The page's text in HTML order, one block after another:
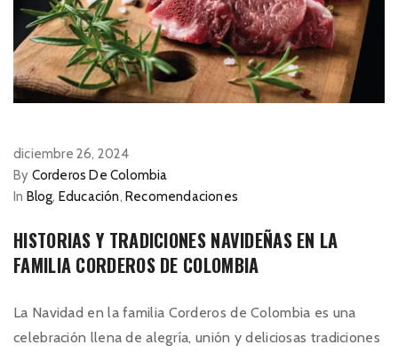
diciembre 26, 2024
By Corderos De Colombia
In Blog, Educación, Recomendaciones
HISTORIAS Y TRADICIONES NAVIDEÑAS EN LA
FAMILIA CORDEROS DE COLOMBIA
La Navidad en la familia Corderos de Colombia es una
celebración llena de alegría, unión y deliciosas tradiciones